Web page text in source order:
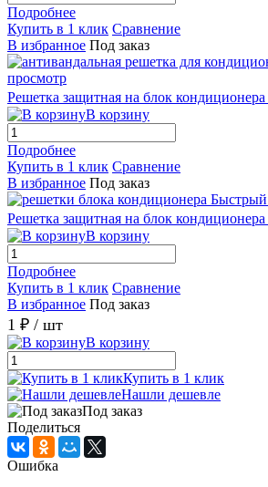
Подробнее
Купить в 1 клик Сравнение
В избранное Под заказ
просмотр
Решетка защитная на блок
В корзину
Подробнее
Купить в 1 клик Сравнение
В избранное Под заказ
Решетка защитная на блок
В корзину
Подробнее
Купить в 1 клик Сравнение
В избранное Под заказ
1 ₽ / шт
В корзину
Купить в 1 клик
Нашли дешевле
Под заказ
Поделиться
Ошибка